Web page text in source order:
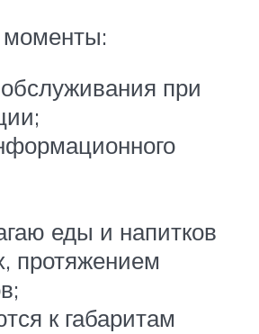
при
еды и напитков
протяжением
к габаритам